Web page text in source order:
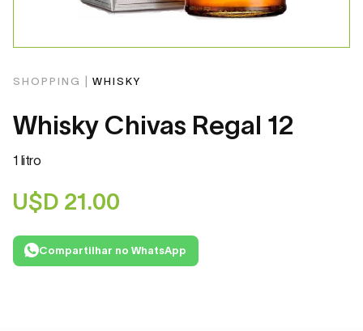
SHOPPING | WHISKY
Whisky Chivas Regal 12
1 litro
U$D 21.00
Compartilhar no WhatsApp